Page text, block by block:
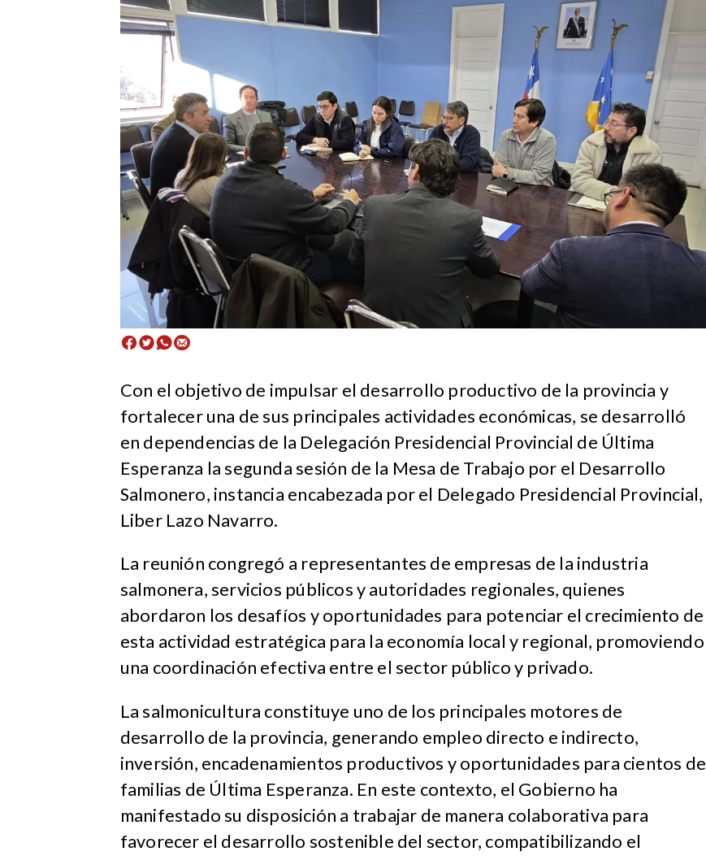
Con el objetivo de impulsar el desarrollo productivo de la provincia y
fortalecer una de sus principales actividades económicas, se desarrolló
en dependencias de la Delegación Presidencial Provincial de Última
Esperanza la segunda sesión de la Mesa de Trabajo por el Desarrollo
Salmonero, instancia encabezada por el Delegado Presidencial Provincial,
Liber Lazo Navarro.
La reunión congregó a representantes de empresas de la industria
salmonera, servicios públicos y autoridades regionales, quienes
abordaron los desafíos y oportunidades para potenciar el crecimiento de
esta actividad estratégica para la economía local y regional, promoviendo
una coordinación efectiva entre el sector público y privado.
La salmonicultura constituye uno de los principales motores de
desarrollo de la provincia, generando empleo directo e indirecto,
inversión, encadenamientos productivos y oportunidades para cientos de
familias de Última Esperanza. En este contexto, el Gobierno ha
manifestado su disposición a trabajar de manera colaborativa para
favorecer el desarrollo sostenible del sector, compatibilizando el